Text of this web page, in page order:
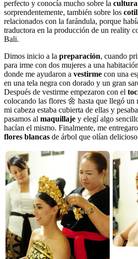
perfecto y conocía mucho sobre la cultura
sorprendentemente, también sobre los
relacionados con la farándula, porque
traductora en la producción de un reality
Bali.
Dimos inicio a la preparación, cuando
para irme con dos mujeres a una
donde me ayudaron a vestirme con una
en una tela negra con dorado y un gran
Después de vestirme empezaron con el
colocando las flores 🌼 hasta que llegó un
mi cabeza estaba cubierta de ellas y
pasamos al maquillaje y elegí algo
hacían el mismo. Finalmente, me
flores blancas de árbol que olían